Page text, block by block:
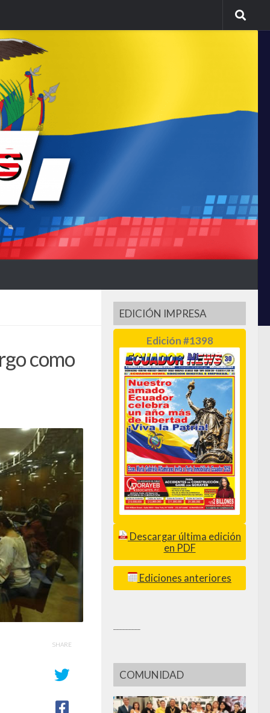
como
SHARE
EDICIÓN IMPRESA
Edición #1398
Descargar última edición
en PDF
Ediciones anteriores
COMUNIDAD